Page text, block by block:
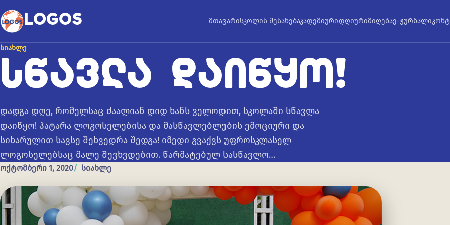
LOGOS მთავარისკოლის შესახებაკადემიურიდღიურიმიღებაე-ჟურნალი
ᲡᲘᲐᲮᲚᲔ
ᲡᲬᲐᲕᲚᲐ ᲓᲐᲘᲬᲧᲝ!
დადგა დღე, რომელსაც ძაალიან დიდ ხანს ველოდით, სკოლაში სწავლა
დაიწყო! პატარა ლოგოსელებისა და მასწავლებლების ემოციური და
სიხარულით სავსე შეხვედრა შედგა! იმედი გვაქვს უფროსკლასელ
ლოგოსელებსაც მალე შევხვდებით. წარმატებულ სასწავლო…
ოქტომბერი 1, 2020 სიახლე